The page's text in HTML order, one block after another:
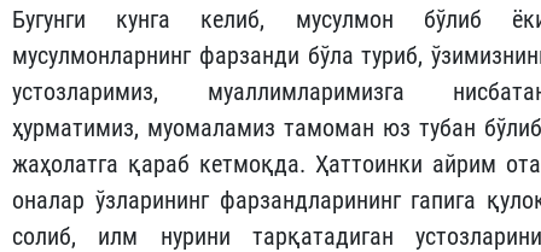
Бугунги кунга келиб, мусулмон бўлиб
мусулмонларнинг фарзанди бўла туриб,
устозларимиз, муаллимларимизга
ҳурматимиз, муомаламиз тамоман юз тубан
жаҳолатга қараб кетмоқда. Ҳаттоинки айрим
оналар ўзларининг фарзандларининг гапига
солиб, илм нурини тарқатадиган